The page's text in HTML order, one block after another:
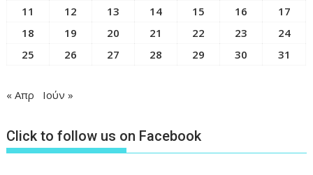
11
12 13 14 15 16
17
18
19 20 21 22 23
24
25
26 27 28 29 30 31
« Απρ Ιούν »
Click to follow us on Facebook